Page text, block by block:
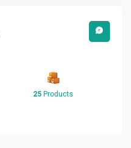
25 Products